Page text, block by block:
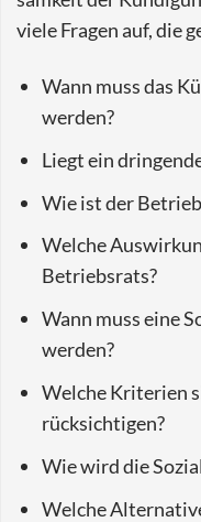
viele Fra­gen auf, die
Wann muss das
wer­den?
Liegt ein
Wie ist der
Wel­che
Be­triebs­rats?
Wann muss eine
wer­den?
Wel­che Kri­te­ri­en
rück­sich­ti­gen?
Wie wird die
Wel­che